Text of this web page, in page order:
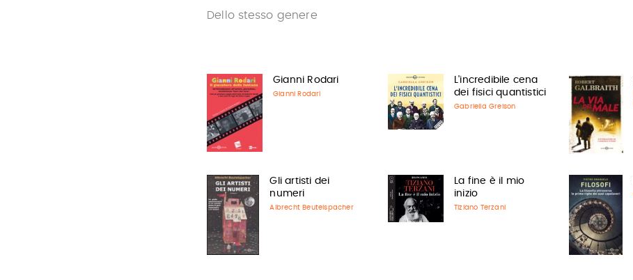
Dello stesso genere
Gianni Rodari
Gianni Rodari
L'incredibile cena
dei fisici quantistici
Gabriella Greison
Gli artisti dei
numeri
Albrecht Beutelspacher
La fine è il mio
inizio
Tiziano Terzani